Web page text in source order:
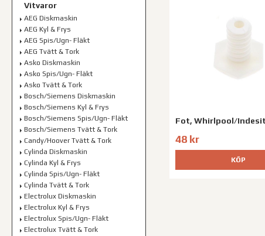
Vitvaror
AEG Diskmaskin
AEG Kyl & Frys
AEG Spis/Ugn- Fläkt
AEG Tvätt & Tork
Asko Diskmaskin
Asko Spis/Ugn- Fläkt
Asko Tvätt & Tork
Bosch/Siemens Diskmaskin
Bosch/Siemens Kyl & Frys
Bosch/Siemens Spis/Ugn- Fläkt
Bosch/Siemens Tvätt & Tork
Candy/Hoover Tvätt & Tork
Cylinda Diskmaskin
Cylinda Kyl & Frys
Cylinda Spis/Ugn- Fläkt
Cylinda Tvätt & Tork
Electrolux Diskmaskin
Electrolux Kyl & Frys
Electrolux Spis/Ugn- Fläkt
Electrolux Tvätt & Tork
Fot, Whirlpool/
48 kr
KÖP